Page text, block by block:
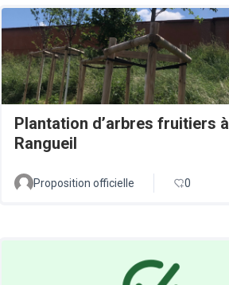
Plantation d’arbres fruitiers à
Rangueil
Proposition officielle 0